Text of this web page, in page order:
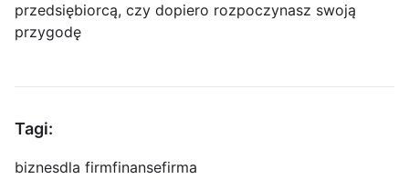
przedsiębiorcą, czy dopiero rozpoczynasz swoją
przygodę
Tagi:
biznesdla firmfinansefirma